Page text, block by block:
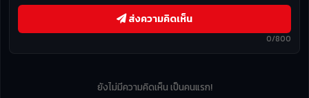
0/800
ส่งความคิดเห็น
ยังไม่มีความคิดเห็น เป็นคนแรก!